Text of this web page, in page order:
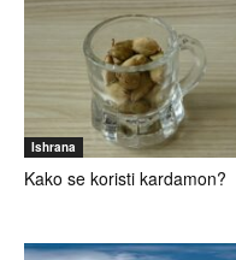
Ishrana
Kako se koristi kardamon?